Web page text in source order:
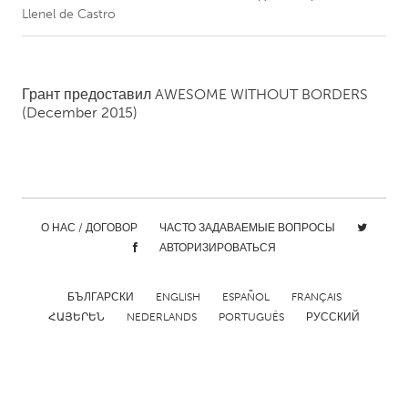
CANADA
Kitchener-Waterloo
New Glasgow
NETHERLANDS
Leiden
Rotterdam
Llenel de Castro
Грант предоставил AWESOME WITHOUT BORDERS
(December 2015)
О НАС / ДОГОВОР
ЧАСТО ЗАДАВАЕМЫЕ ВОПРОСЫ
АВТОРИЗИРОВАТЬСЯ
БЪЛГАРСКИ ENGLISH ESPAÑOL
FRANÇAIS
ՀԱՅԵՐԵՆ
NEDERLANDS PORTUGUÊS РУССКИЙ